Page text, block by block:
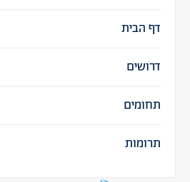
דף הבית
דרושים
תחומים
תרומות